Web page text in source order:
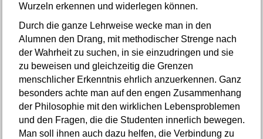
Wurzeln erkennen und widerlegen können.
Durch die ganze Lehrweise wecke man in den
Alumnen den Drang, mit methodischer Strenge nach
der Wahrheit zu suchen, in sie einzudringen und sie
zu beweisen und gleichzeitig die Grenzen
menschlicher Erkenntnis ehrlich anzuerkennen. Ganz
besonders achte man auf den engen Zusammenhang
der Philosophie mit den wirklichen Lebensproblemen
und den Fragen, die die Studenten innerlich bewegen.
Man soll ihnen auch dazu helfen, die Verbindung zu